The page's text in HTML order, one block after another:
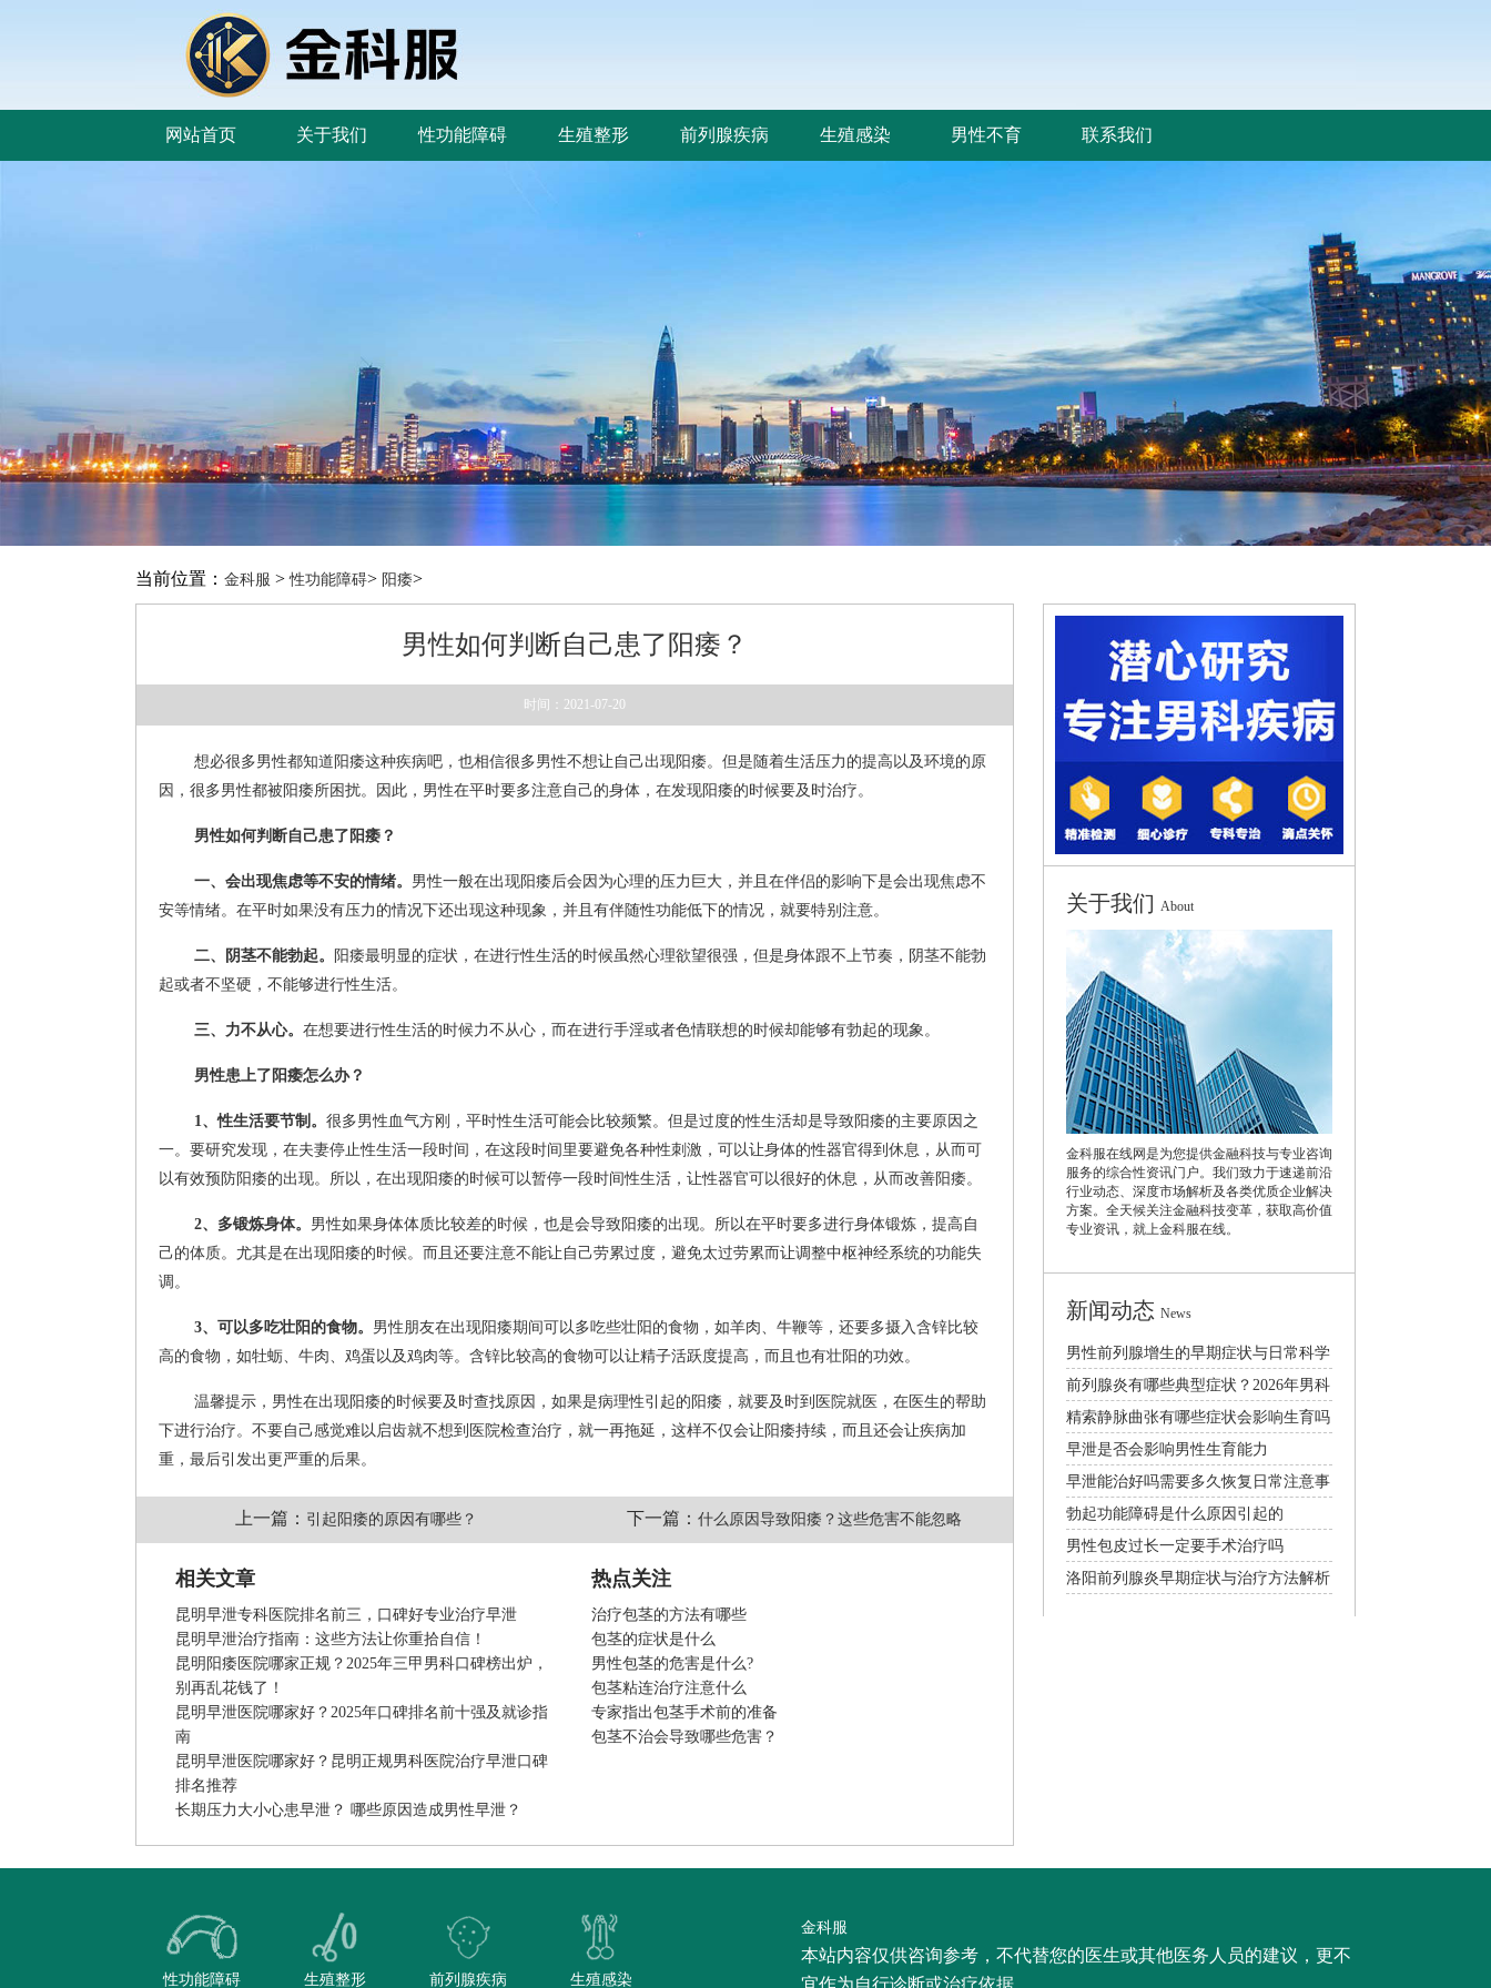
网站首页 关于我们 性功能障碍 生殖整形 前列腺疾病 生殖感染 男性不育 联系我们
当前位置： 金科服 >性功能障碍> 阳痿>
男性如何判断自己患了阳痿？
时间：2021-07-20
想必很多男性都知道阳痿这种疾病吧，也相信很多男性不想让自己出现阳痿。但是随着生活压力的提高以及环境的原
因，很多男性都被阳痿所困扰。因此，男性在平时要多注意自己的身体，在发现阳痿的时候要及时治疗。
男性如何判断自己患了阳痿？
一、会出现焦虑等不安的情绪。 男性一般在出现阳痿后会因为心理的压力巨大，并且在伴侣的影响下是会出现焦虑不
安等情绪。在平时如果没有压力的情况下还出现这种现象，并且有伴随性功能低下的情况，就要特别注意。
二、阴茎不能勃起。 阳痿最明显的症状，在进行性生活的时候虽然心理欲望很强，但是身体跟不上节奏，阴茎不能勃
起或者不坚硬，不能够进行性生活。
三、力不从心。 在想要进行性生活的时候力不从心，而在进行手淫或者色情联想的时候却能够有勃起的现象。
男性患上了阳痿怎么办？
1、性生活要节制。 很多男性血气方刚，平时性生活可能会比较频繁。但是过度的性生活却是导致阳痿的主要原因之
一。要研究发现，在夫妻停止性生活一段时间，在这段时间里要避免各种性刺激，可以让身体的性器官得到休息，从而可
以有效预防阳痿的出现。所以，在出现阳痿的时候可以暂停一段时间性生活，让性器官可以很好的休息，从而改善阳痿。
2、多锻炼身体。 男性如果身体体质比较差的时候，也是会导致阳痿的出现。所以在平时要多进行身体锻炼，提高自
己的体质。尤其是在出现阳痿的时候。而且还要注意不能让自己劳累过度，避免太过劳累而让调整中枢神经系统的功能失
调。
3、可以多吃壮阳的食物。 男性朋友在出现阳痿期间可以多吃些壮阳的食物，如羊肉、牛鞭等，还要多摄入含锌比较
高的食物，如牡蛎、牛肉、鸡蛋以及鸡肉等。含锌比较高的食物可以让精子活跃度提高，而且也有壮阳的功效。
温馨提示，男性在出现阳痿的时候要及时查找原因，如果是病理性引起的阳痿，就要及时到医院就医，在医生的帮助
下进行治疗。不要自己感觉难以启齿就不想到医院检查治疗，就一再拖延，这样不仅会让阳痿持续，而且还会让疾病加
重，最后引发出更严重的后果。
上一篇： 引起阳痿的原因有哪些？ 下一篇： 什么原因导致阳痿？这些危害不能忽略
相关文章
昆明早泄专科医院排名前三，口碑好专业治疗早泄
昆明早泄治疗指南：这些方法让你重拾自信！
昆明阳痿医院哪家正规？2025年三甲男科口碑榜出炉，
别再乱花钱了！
昆明早泄医院哪家好？2025年口碑排名前十强及就诊指
南
昆明早泄医院哪家好？昆明正规男科医院治疗早泄口碑
排名推荐
长期压力大小心患早泄？ 哪些原因造成男性早泄？
热点关注
治疗包茎的方法有哪些
包茎的症状是什么
男性包茎的危害是什么?
包茎粘连治疗注意什么
专家指出包茎手术前的准备
包茎不治会导致哪些危害？
关于我们 About
金科服在线网是为您提供金融科技与专业咨询
服务的综合性资讯门户。我们致力于速递前沿
行业动态、深度市场解析及各类优质企业解决
方案。全天候关注金融科技变革，获取高价值
专业资讯，就上金科服在线。
新闻动态 News
男性前列腺增生的早期症状与日常科学
预防治疗方法
前列腺炎有哪些典型症状？2026年男科
规范诊疗与日常护理指南
精索静脉曲张有哪些症状会影响生育吗
怎么治疗比较好
早泄是否会影响男性生育能力
早泄能治好吗需要多久恢复日常注意事
项详解
勃起功能障碍是什么原因引起的
男性包皮过长一定要手术治疗吗
洛阳前列腺炎早期症状与治疗方法解析
性功能障碍 生殖整形 前列腺疾病 生殖感染
金科服
本站内容仅供咨询参考，不代替您的医生或其他医务人员的建议，更不
宜作为自行诊断或治疗依据